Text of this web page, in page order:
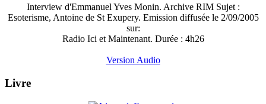
Interview d'Emmanuel Yves Monin. Archive RIM Sujet :
Esoterisme, Antoine de St Exupery. Emission diffusée le 2/09/2005
sur:
Radio Ici et Maintenant. Durée : 4h26
Version Audio
Livre